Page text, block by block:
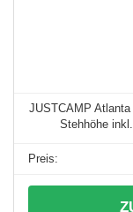
JUSTCAMP
Stehhöhe